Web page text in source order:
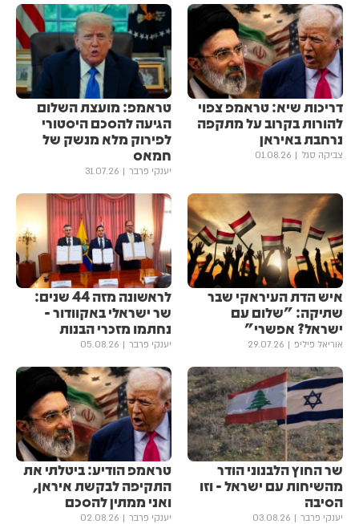
דריכות שיא: טראמפ צפוי
להורות בקרוב על מתקפה
נרחבת באיראן
צביקה סגל 01.08.26
טראמפ: מועצת השלום
הגיעה להסכם היסטורי
לפירוק מלא מנשק של
חמאס
יענקי פרבר 31.07.26
איש הדת העיראקי שבר
שתיקה: "שלום עם
ישראל? אפשרי"
אוריאל פיליפ 29.07.26
לראשונה מזה 44 שנים:
שר ישראלי באקוודור -
נחתמו מזכרי הבנות
יענקי פרבר 05.08.26
שר החוץ הלבנוני הודר
מהשיחות עם ישראל - וזו
הסיבה
יענקי פרבר 03.08.26
טראמפ הודיע: ביטלתי את
התקיפה לבקשת איראן,
ואני ממתין להסכם
יענקי פרבר 02.08.26